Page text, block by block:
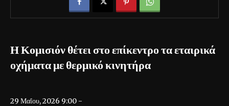
Η Κομισιόν θέτει στο επίκεντρο τα εταιρικά
οχήματα με θερμικό κινητήρα
29 Μαΐου, 2026 9:00 -